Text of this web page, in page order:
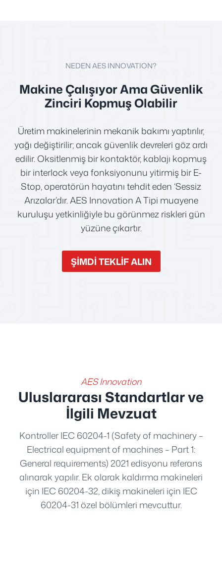
NEDEN AES INNOVATION?
Makine Çalışıyor Ama Güvenlik
Zinciri Kopmuş Olabilir
Üretim makinelerinin mekanik bakımı yaptırılır,
yağı değiştirilir; ancak güvenlik devreleri göz ardı
edilir. Oksitlenmiş bir kontaktör, kablajı kopmuş
bir interlock veya fonksiyonunu yitirmiş bir E-
Stop, operatörün hayatını tehdit eden ‘Sessiz
Arızalar’dır. AES Innovation A Tipi muayene
kuruluşu yetkinliğiyle bu görünmez riskleri gün
yüzüne çıkartır.
ŞİMDİ TEKLİF ALIN
AES Innovation
Uluslararası Standartlar ve
İlgili Mevzuat
Kontroller IEC 60204-1 (Safety of machinery –
Electrical equipment of machines – Part 1:
General requirements) 2021 edisyonu referans
alınarak yapılır. Ek olarak kaldırma makineleri
için IEC 60204-32, dikiş makineleri için IEC
60204-31 özel bölümleri mevcuttur.